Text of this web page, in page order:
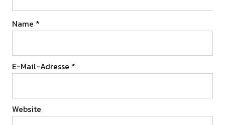
Name *
E-Mail-Adresse *
Website